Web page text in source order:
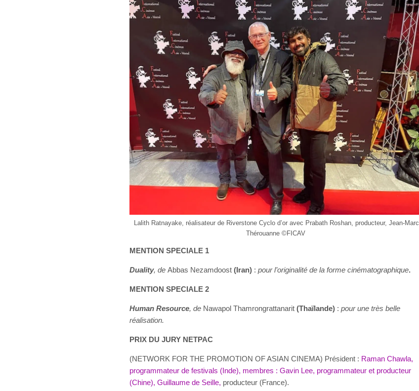
Lalith Ratnayake, réalisateur de Riverstone Cyclo d’or avec Prabath Roshan, producteur, Jean-Marc
Thérouanne ©️FICAV
MENTION SPECIALE 1
Duality, de Abbas Nezamdoost (Iran) : pour l’originalité de la forme cinématographique.
MENTION SPECIALE 2
Human Resource, de Nawapol Thamrongrattanarit (Thaïlande) : pour une très belle
réalisation.
PRIX DU JURY NETPAC
(NETWORK FOR THE PROMOTION OF ASIAN CINEMA) Président : Raman Chawla,
programmateur de festivals (Inde), membres : Gavin Lee, programmateur et producteur
(Chine), Guillaume de Seille, producteur (France).